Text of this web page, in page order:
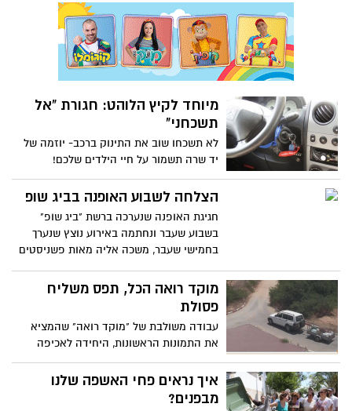
במסגרת ההסכם: תוספות ותק, הגדלת
ההפרשות הפנסיוניות וקרן השתלמות לכל
עובדת . יו"ר ההסתדרות אבי ניסנקורן: "עזרנו
להבטיח קיום בכבוד של עובדות מסורות
הממלאות שליחות חברתית חשובה". יו"ר
בפריצת דרך היסטורית בתחום יחסי העבודה
באשדוד".
מיוחד לקיץ הלוהט: חגורת "אל
תשכחני"
לא תשכחו שוב את התינוק ברכב- יוזמה של
יד שרה תשמור על חיי הילדים שלכם!
הצלחה לשבוע האופנה בביג שופ
חגיגת האופנה שנערכה ברשת "ביג שופ"
בשבוע שעבר ונחתמה באירוע נוצץ שנערך
בחמישי שעבר, משכה אליה מאות פשניסטים
מהקולקציות החדשות, נהנו ממבצעי קיץ ועל
הדרך קיבלו גם מתנות.
מוקד רואה הכל, תפס משליח
פסולת
עבודה משולבת של "מוקד רואה" שהמציא
את התמונות הראשונות, היחידה לאכיפה
סביבתית שבצעה עבודת תחקיר עד שהגיעה
אל משליך הפסולת, והשלכה המשפטית
המלווה את מהלך האכיפה לכל אורכה –
איך נראים פחי האשפה שלנו
מבפנים?